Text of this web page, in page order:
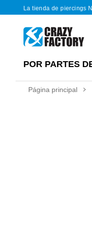
La tienda de piercings
POR PARTES
Página principal